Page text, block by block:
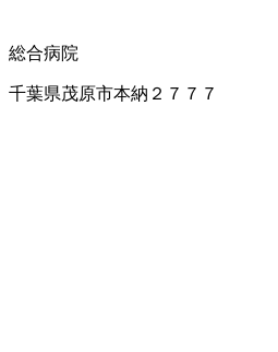
総合病院
千葉県茂原市本納２７７７